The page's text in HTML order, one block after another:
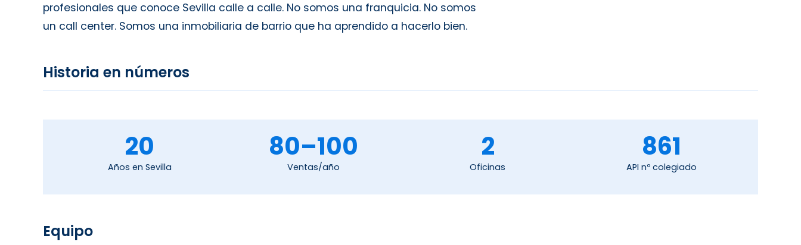
profesionales que conoce Sevilla calle a calle. No somos una franquicia. No somos
un call center. Somos una inmobiliaria de barrio que ha aprendido a hacerlo bien.
Historia en números
20
Años en Sevilla
80–100
Ventas/año
2
Oficinas
861
API nº colegiado
Equipo